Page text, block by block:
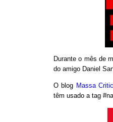
Durante o mês de
do amigo Daniel
O blog Massa
têm usado a tag